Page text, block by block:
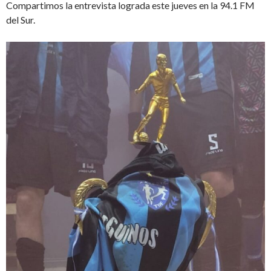
Compartimos la entrevista lograda este jueves en la 94.1 FM
del Sur.